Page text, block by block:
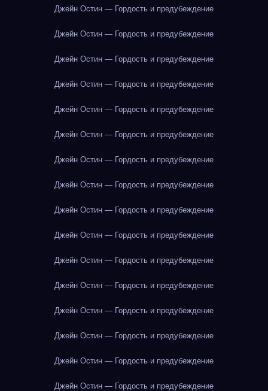
Джейн Остин — Гордость и предубеждение
Джейн Остин — Гордость и предубеждение
Джейн Остин — Гордость и предубеждение
Джейн Остин — Гордость и предубеждение
Джейн Остин — Гордость и предубеждение
Джейн Остин — Гордость и предубеждение
Джейн Остин — Гордость и предубеждение
Джейн Остин — Гордость и предубеждение
Джейн Остин — Гордость и предубеждение
Джейн Остин — Гордость и предубеждение
Джейн Остин — Гордость и предубеждение
Джейн Остин — Гордость и предубеждение
Джейн Остин — Гордость и предубеждение
Джейн Остин — Гордость и предубеждение
Джейн Остин — Гордость и предубеждение
Джейн Остин — Гордость и предубеждение